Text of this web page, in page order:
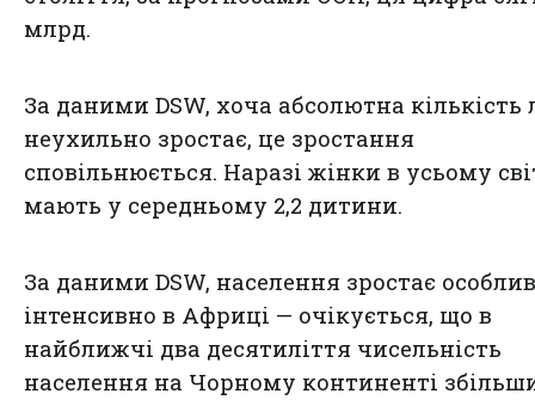
млрд.
За даними DSW, хоча абсолютна
неухильно зростає, це зростання
сповільнюється. Наразі жінки в усьому
мають у середньому 2,2 дитини.
За даними DSW, населення зростає
інтенсивно в Африці — очікується, що в
найближчі два десятиліття чисельність
населення на Чорному континенті